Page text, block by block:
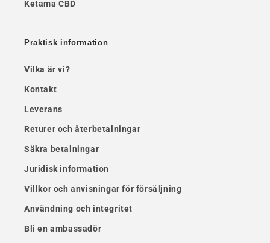
Ketama CBD
Praktisk information
Vilka är vi?
Kontakt
Leverans
Returer och återbetalningar
Säkra betalningar
Juridisk information
Villkor och anvisningar för försäljning
Användning och integritet
Bli en ambassadör